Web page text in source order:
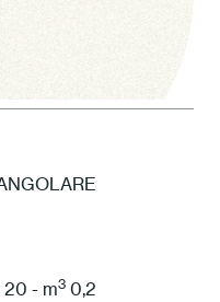
20 - m3 0,2